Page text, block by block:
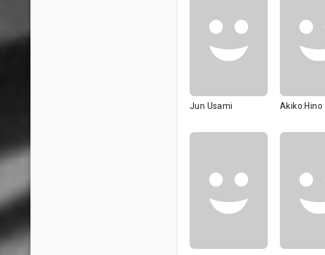
Jun Usami Akiko Hino